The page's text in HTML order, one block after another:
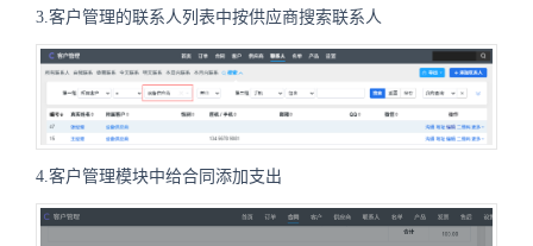
3.客户管理的联系人列表中按供应商搜索联系人
4.客户管理模块中给合同添加支出